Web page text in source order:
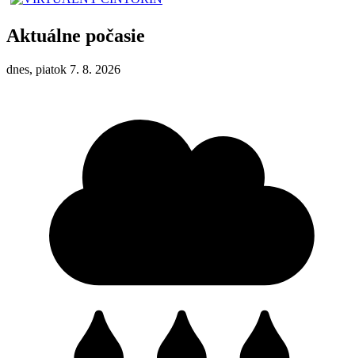
Aktuálne počasie
dnes, piatok 7. 8. 2026